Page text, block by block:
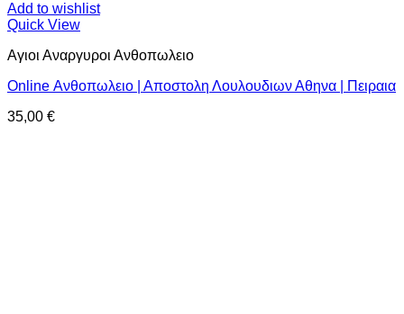
Add to wishlist
Quick View
Αγιοι Αναργυροι Ανθοπωλειο
Online Ανθοπωλειο | Αποστολη Λουλουδιων Αθηνα | Πειραια
35,00 €